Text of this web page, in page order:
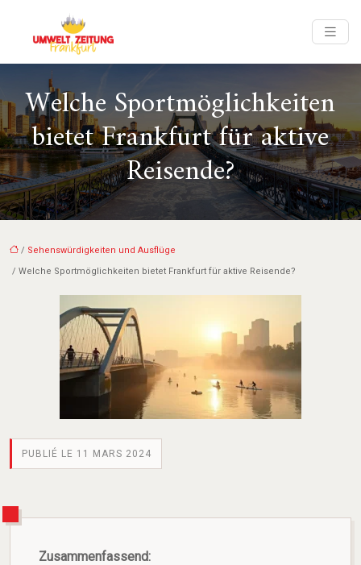
Welche Sportmöglichkeiten
bietet Frankfurt für aktive
Reisende?
/ Sehenswürdigkeiten und Ausflüge
/ Welche Sportmöglichkeiten bietet Frankfurt für aktive Reisende?
PUBLIÉ LE 11 MARS 2024
Zusammenfassend: